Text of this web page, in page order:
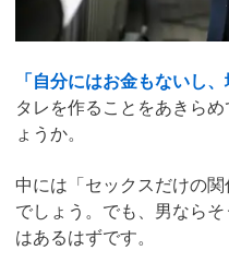
「自分にはお金もないし、
タレを作ることをあきら
ょうか。
中には「セックスだけの
でしょう。でも、男なら
はあるはずです。